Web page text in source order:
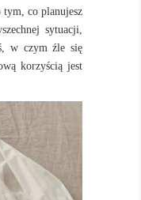
tym, co planujesz
sytuacji,
w czym źle się
korzyścią jest